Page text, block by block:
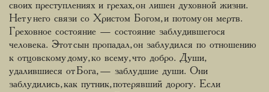
своих преступлениях и грехах, он лишен духовной жизни.
Нет у него связи со Христом Богом, и потому он мертв.
Греховное состояние — состояние заблудившегося
человека. Этот сын пропадал, он заблудился по отношению
к отцовскому дому, ко всему, что добро. Души,
удалившиеся от Бога, — заблудшие души. Они
заблудились, как путник, потерявший дорогу. Если